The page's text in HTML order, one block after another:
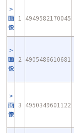
画
像
1 4949582170045
画
像
2 4905486610681
画
像
3 4950349601122